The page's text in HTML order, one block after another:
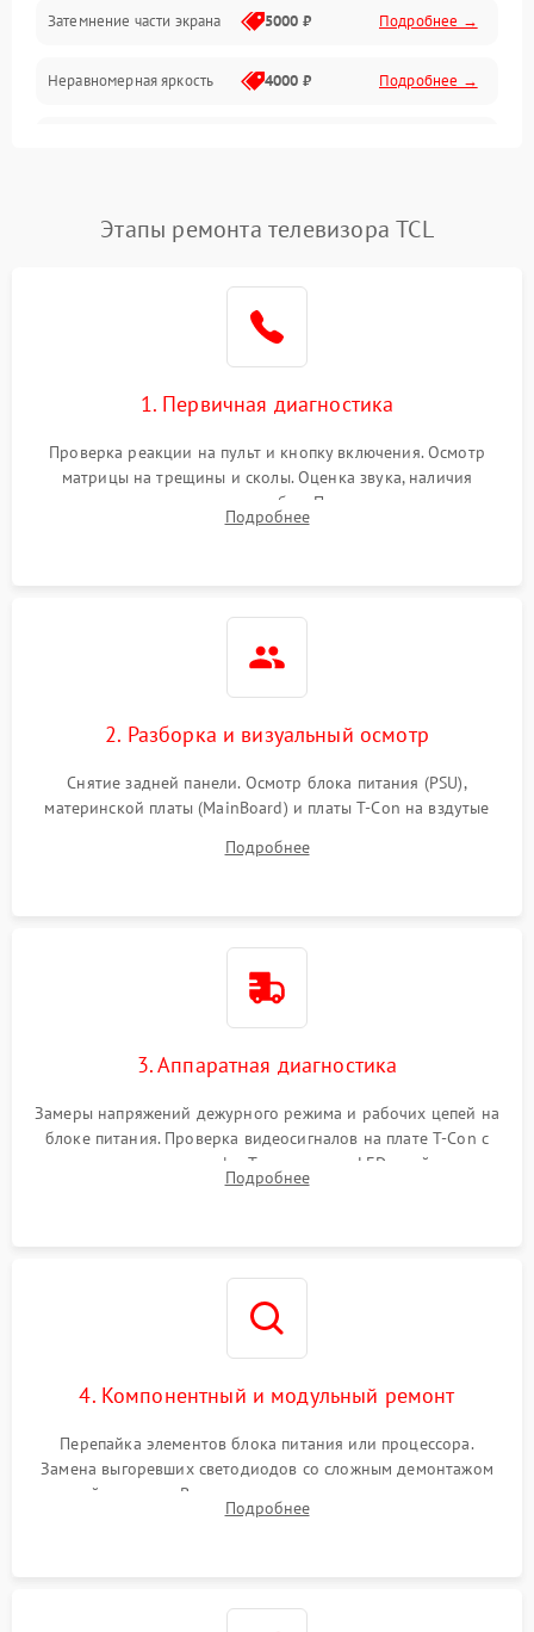
Механические повреждения
Программное обеспечение
Сеть и подключения
Затемнение части экрана 5000 ₽ Подробнее →
Неравномерная яркость 4000 ₽ Подробнее →
Этапы ремонта телевизора TCL
1. Первичная диагностика
Проверка реакции на пульт и кнопку включения. Осмотр
матрицы на трещины и сколы. Оценка звука, наличия
подсветки и индикаторов ошибок. Подключение тестовых
источников сигнала для выявления симптомов поломки.
Подробнее
2. Разборка и визуальный осмотр
Снятие задней панели. Осмотр блока питания (PSU),
материнской платы (MainBoard) и платы T-Con на вздутые
Проверка надежности фиксации и целостности шлейфов.
Подробнее
3. Аппаратная диагностика
Замеры напряжений дежурного режима и рабочих цепей на
блоке питания. Проверка видеосигналов на плате T-Con с
помощью осциллографа. Тестирование LED-драйвера и
светодиодных планок подсветки мультиметром.
Подробнее
4. Компонентный и модульный ремонт
Перепайка элементов блока питания или процессора.
Замена выгоревших светодиодов со сложным демонтажом
хрупкой матрицы. Восстановление поврежденных дорожек,
прошивка микросхем памяти EEPROM
Подробнее